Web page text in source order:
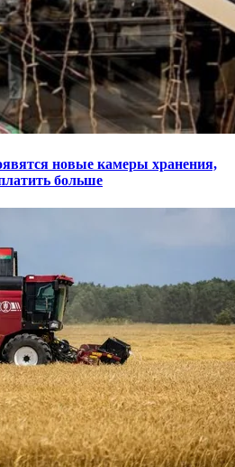
новые камеры хранения,
больше